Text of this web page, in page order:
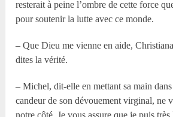
resterait à peine l’ombre de cette force
pour soutenir la lutte avec ce monde.
– Que Dieu me vienne en aide,
dites la vérité.
– Michel, dit-elle en mettant sa main
candeur de son dévouement virginal, ne